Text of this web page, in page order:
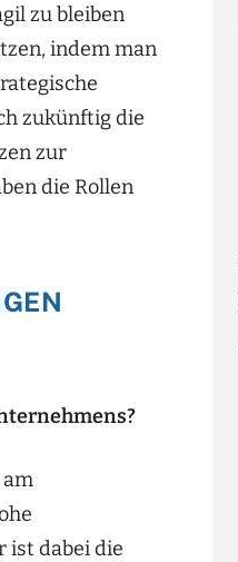
zu bleiben
indem man
zukünftig die
zur
die Rollen
ist dabei die